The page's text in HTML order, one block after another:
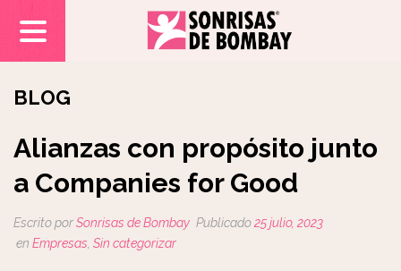
BLOG
Alianzas con propósito junto
a Companies for Good
Escrito porSonrisas de Bombay Publicado25 julio, 2023
en Empresas Sin categorizar